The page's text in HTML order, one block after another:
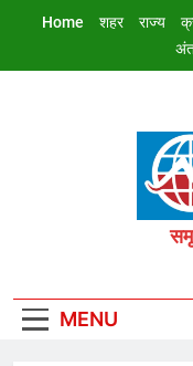
Home शहर राज्य
MENU